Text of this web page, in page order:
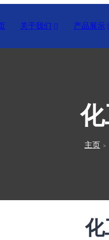
关于我们 产品展示
主页 >
化